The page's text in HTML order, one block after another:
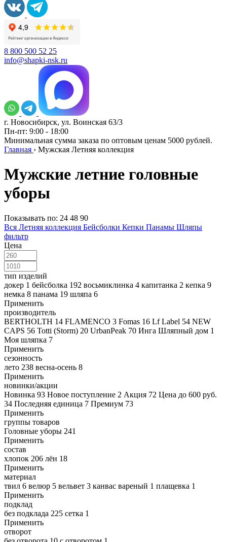
8 800 500 52 25
info@shapki-nsk.ru
г. Новосибирск, ул. Воинская 63/3
Пн-пт: 9:00 - 18:00
Минимальная сумма заказа по оптовым ценам 5000 рублей.
Главная › Мужская Летняя коллекция
Мужские летние головные
уборы
Показывать по: 24 48 90
Вся Летняя коллекция Бейсболки Кепки Панамы Шляпы
фильтр
Цена
тип изделий
докер 1 бейсболка 192 восьмиклинка 4 капитанка 2 кепка 9
немка 8 панама 19 шляпа 6
Применить
производитель
BERTHOLTH 14 FLAMENCO 3 Fomas 16 Lf Label 54 NEW
CAPS 56 Totti (Storm) 20 UrbanPeak 70 Инга Шляпный дом 1
Моя шляпка 7
Применить
сезонность
лето 238 весна-осень 8
Применить
новинки/акции
Новинка 93 Новое поступление 2 Акция 72 Цена до 600 руб.
34 Последняя единица 7 Премиум 73
Применить
группы товаров
Головные уборы 241
Применить
состав
хлопок 206 лён 18
Применить
материал
твил 6 велюр 5 вельвет 3 канвас вареный 1 плащевка 1
Применить
подклад
без подклада 225 сетка 1
Применить
отворот